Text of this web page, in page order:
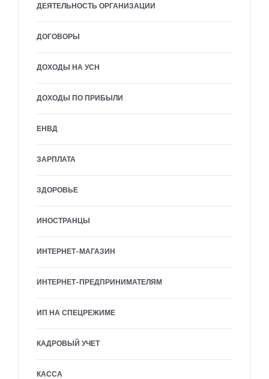
ДЕЯТЕЛЬНОСТЬ ОРГАНИЗАЦИИ
ДОГОВОРЫ
ДОХОДЫ НА УСН
ДОХОДЫ ПО ПРИБЫЛИ
ЕНВД
ЗАРПЛАТА
ЗДОРОВЬЕ
ИНОСТРАНЦЫ
ИНТЕРНЕТ-МАГАЗИН
ИНТЕРНЕТ-ПРЕДПРИНИМАТЕЛЯМ
ИП НА СПЕЦРЕЖИМЕ
КАДРОВЫЙ УЧЕТ
КАССА